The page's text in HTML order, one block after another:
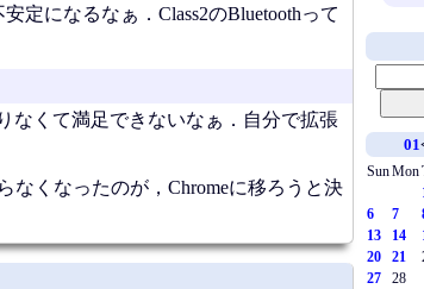
定になるなぁ．Class2のBluetoothって
なくて満足できないなぁ．自分で拡張
なくなったのが，Chromeに移ろうと決
01
SunMon
1
6
7
13
14
20
21
27
28